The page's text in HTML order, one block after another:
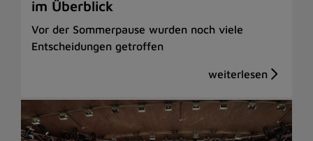
im Überblick
Vor der Sommerpause wurden noch viele
Entscheidungen getroffen